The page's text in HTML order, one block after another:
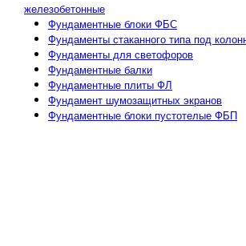
железобетонные
Фундаментные блоки ФБС
Фундаменты стаканного типа под
Фундаменты для светофоров
Фундаментные балки
Фундаментные плиты ФЛ
Фундамент шумозащитных экранов
Фундаментные блоки пустотелые ФБП